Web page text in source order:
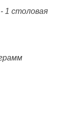
1 столовая